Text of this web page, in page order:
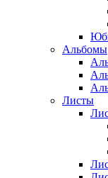
Альбомы
Листы